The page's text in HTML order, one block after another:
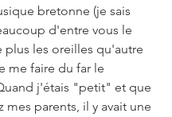
bretonne (je sais
d'entre vous le
plus les oreilles qu'autre
me faire du far le
j'étais "petit" et que
mes parents, il y avait une